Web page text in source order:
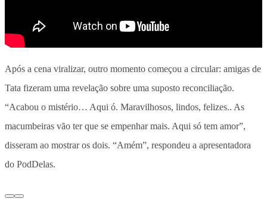
Após a cena viralizar, outro momento começou a circular: amigas de
Tata fizeram uma revelação sobre uma suposto reconciliação.
“Acabou o mistério… Aqui ó. Maravilhosos, lindos, felizes.. As
macumbeiras vão ter que se empenhar mais. Aqui só tem amor”,
disseram ao mostrar os dois. “Amém”, respondeu a apresentadora
do PodDelas.